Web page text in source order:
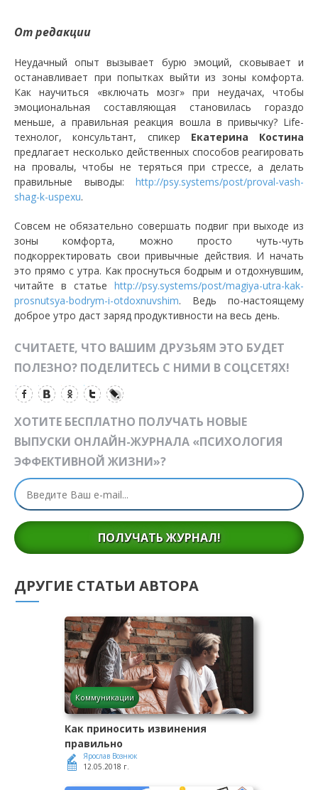
От редакции
Неудачный опыт вызывает бурю эмоций, сковывает и
останавливает при попытках выйти из зоны комфорта.
Как научиться «включать мозг» при неудачах, чтобы
эмоциональная составляющая становилась гораздо
меньше, а правильная реакция вошла в привычку? Life-
технолог, консультант, спикер Екатерина Костина
предлагает несколько действенных способов реагировать
на провалы, чтобы не теряться при стрессе, а делать
правильные выводы: http://psy.systems/post/proval-vash-
shag-k-uspexu.
Совсем не обязательно совершать подвиг при выходе из
зоны комфорта, можно просто чуть-чуть
подкорректировать свои привычные действия. И начать
это прямо с утра. Как проснуться бодрым и отдохнувшим,
читайте в статье http://psy.systems/post/magiya-utra-kak-
prosnutsya-bodrym-i-otdoxnuvshim. Ведь по-настоящему
доброе утро даст заряд продуктивности на весь день.
СЧИТАЕТЕ, ЧТО ВАШИМ ДРУЗЬЯМ ЭТО БУДЕТ
ПОЛЕЗНО? ПОДЕЛИТЕСЬ С НИМИ В СОЦСЕТЯХ!
ХОТИТЕ БЕСПЛАТНО ПОЛУЧАТЬ НОВЫЕ
ВЫПУСКИ ОНЛАЙН-ЖУРНАЛА «ПСИХОЛОГИЯ
ЭФФЕКТИВНОЙ ЖИЗНИ»?
ПОЛУЧАТЬ ЖУРНАЛ!
ДРУГИЕ СТАТЬИ АВТОРА
Коммуникации
Как приносить извинения
правильно
Ярослав Вознюк
12.05.2018 г.